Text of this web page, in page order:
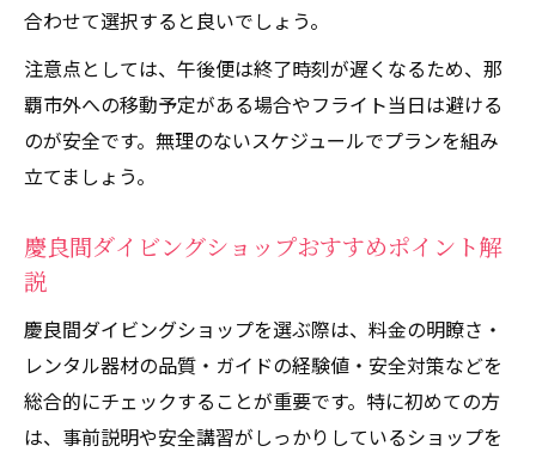
合わせて選択すると良いでしょう。
注意点としては、午後便は終了時刻が遅くなるため、那
覇市外への移動予定がある場合やフライト当日は避ける
のが安全です。無理のないスケジュールでプランを組み
立てましょう。
慶良間ダイビングショップおすすめポイント解
説
慶良間ダイビングショップを選ぶ際は、料金の明瞭さ・
レンタル器材の品質・ガイドの経験値・安全対策などを
総合的にチェックすることが重要です。特に初めての方
は、事前説明や安全講習がしっかりしているショップを